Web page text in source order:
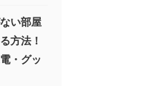
い部屋
方法！
・グッ